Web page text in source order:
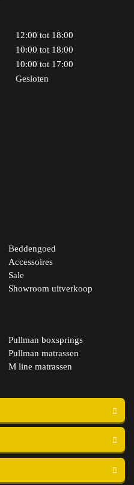
12:00 tot 18:00
10:00 tot 18:00
10:00 tot 17:00
Gesloten
Beddengoed
Accessoires
Sale
Showroom uitverkoop
Pullman boxsprings
Pullman matrassen
M line matrassen